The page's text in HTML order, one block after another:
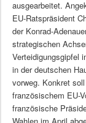
ausgearbeitet.
EU-Ratspräsident
der Konrad-
strategischen
Verteidigungsgipfel
in der deutschen
vorweg. Konkret
französischem EU-
französische